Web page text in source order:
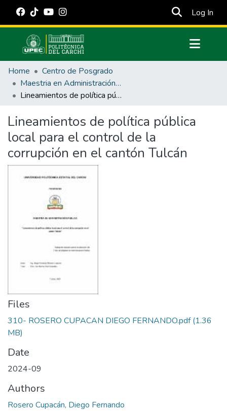
Log In
Communities & Collections
All of DSpace
Statistics
Estadísticas Externas
Manuales
Home
Centro de Posgrado
Maestria en Administración Pública
Lineamientos de política pública local para el control de la corrupción en el cantón Tulcán
Lineamientos de política pública
local para el control de la
corrupción en el cantón Tulcán
Files
310- ROSERO CUPACAN DIEGO FERNANDO.pdf(1.36
MB)
Date
2024-09
Authors
Rosero Cupacán, Diego Fernando